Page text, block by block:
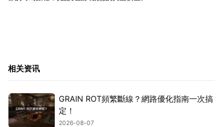
相关资讯
GRAIN ROT頻繁斷線？網路優化指南一次搞
定！
2026-08-07